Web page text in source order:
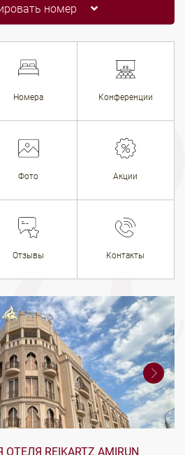
номер
Номера Конференции
Фото Акции
Отзывы Контакты
REIKARTZ AMIRUN